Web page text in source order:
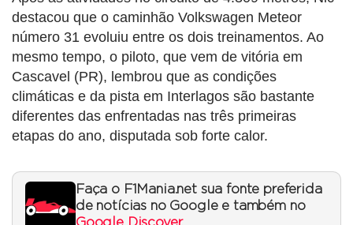
destacou que o caminhão Volkswagen Meteor
número 31 evoluiu entre os dois treinamentos. Ao
mesmo tempo, o piloto, que vem de vitória em
Cascavel (PR), lembrou que as condições
climáticas e da pista em Interlagos são bastante
diferentes das enfrentadas nas três primeiras
etapas do ano, disputada sob forte calor.
Faça o F1Mania.net sua fonte preferida
de notícias no Google e também no